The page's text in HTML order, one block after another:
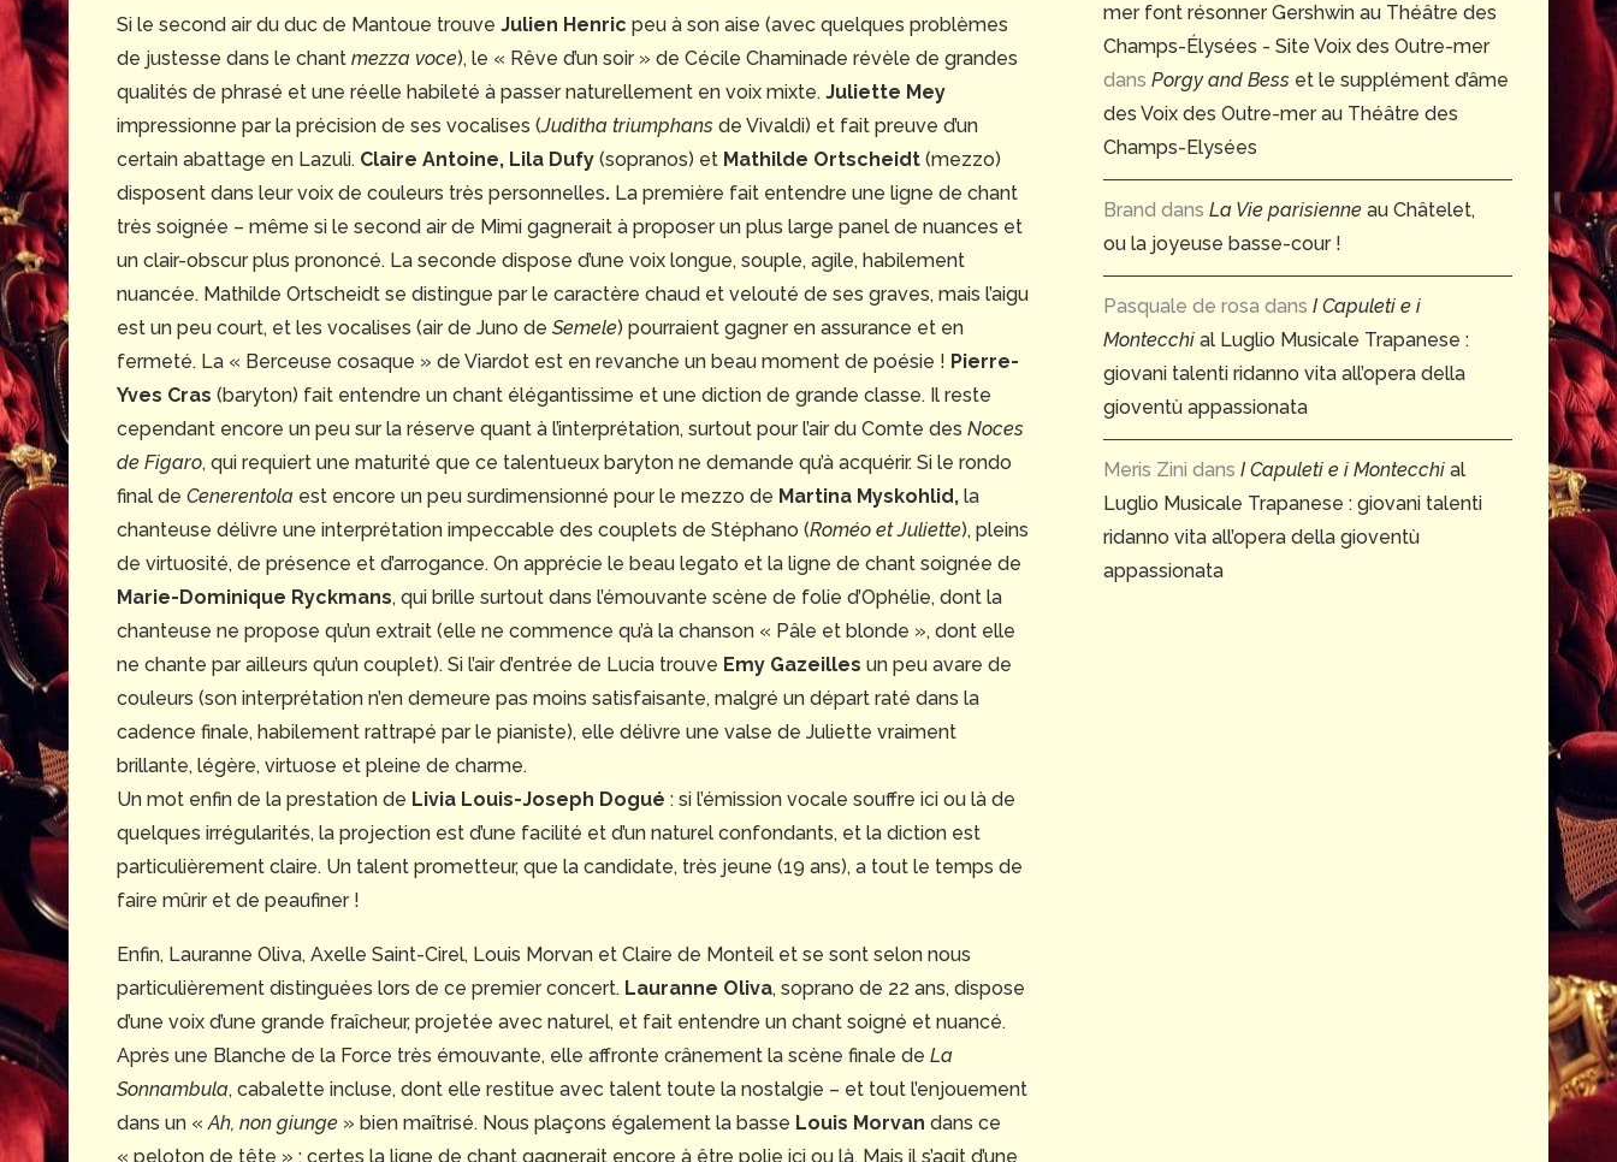
Si le second air du duc de Mantoue trouve Julien Henric peu à son aise (avec quelques problèmes
de justesse dans le chant mezza voce), le « Rêve d’un soir » de Cécile Chaminade révèle de grandes
qualités de phrasé et une réelle habileté à passer naturellement en voix mixte. Juliette Mey
impressionne par la précision de ses vocalises (Juditha triumphans de Vivaldi) et fait preuve d’un
certain abattage en Lazuli. Claire Antoine, Lila Dufy (sopranos) et Mathilde Ortscheidt (mezzo)
disposent dans leur voix de couleurs très personnelles. La première fait entendre une ligne de chant
très soignée – même si le second air de Mimi gagnerait à proposer un plus large panel de nuances et
un clair-obscur plus prononcé. La seconde dispose d’une voix longue, souple, agile, habilement
nuancée. Mathilde Ortscheidt se distingue par le caractère chaud et velouté de ses graves, mais l’aigu
est un peu court, et les vocalises (air de Juno de Semele) pourraient gagner en assurance et en
fermeté. La « Berceuse cosaque » de Viardot est en revanche un beau moment de poésie ! Pierre-
Yves Cras (baryton) fait entendre un chant élégantissime et une diction de grande classe. Il reste
cependant encore un peu sur la réserve quant à l’interprétation, surtout pour l’air du Comte des Noces
de Figaro, qui requiert une maturité que ce talentueux baryton ne demande qu’à acquérir. Si le rondo
final de Cenerentola est encore un peu surdimensionné pour le mezzo de Martina Myskohlid, la
chanteuse délivre une interprétation impeccable des couplets de Stéphano (Roméo et Juliette), pleins
de virtuosité, de présence et d’arrogance. On apprécie le beau legato et la ligne de chant soignée de
Marie-Dominique Ryckmans, qui brille surtout dans l’émouvante scène de folie d’Ophélie, dont la
chanteuse ne propose qu’un extrait (elle ne commence qu’à la chanson « Pâle et blonde », dont elle
ne chante par ailleurs qu’un couplet). Si l’air d’entrée de Lucia trouve Emy Gazeilles un peu avare de
couleurs (son interprétation n’en demeure pas moins satisfaisante, malgré un départ raté dans la
cadence finale, habilement rattrapé par le pianiste), elle délivre une valse de Juliette vraiment
brillante, légère, virtuose et pleine de charme.
Un mot enfin de la prestation de Livia Louis-Joseph Dogué : si l’émission vocale souffre ici ou là de
quelques irrégularités, la projection est d’une facilité et d’un naturel confondants, et la diction est
particulièrement claire. Un talent prometteur, que la candidate, très jeune (19 ans), a tout le temps de
faire mûrir et de peaufiner !
Enfin, Lauranne Oliva, Axelle Saint-Cirel, Louis Morvan et Claire de Monteil et se sont selon nous
particulièrement distinguées lors de ce premier concert. Lauranne Oliva, soprano de 22 ans, dispose
d’une voix d’une grande fraîcheur, projetée avec naturel, et fait entendre un chant soigné et nuancé.
Après une Blanche de la Force très émouvante, elle affronte crânement la scène finale de La
Sonnambula, cabalette incluse, dont elle restitue avec talent toute la nostalgie – et tout l’enjouement
dans un «Ah, non giunge » bien maîtrisé. Nous plaçons également la basse Louis Morvan dans ce
« peloton de tête » : certes la ligne de chant gagnerait encore à être polie ici ou là. Mais il s’agit d’une
mer font résonner Gershwin au Théâtre des
Champs-Élysées - Site Voix des Outre-mer
dans Porgy and Bess et le supplément d’âme
des Voix des Outre-mer au Théâtre des
Champs-Elysées
Brand dans La Vie parisienne au Châtelet,
ou la joyeuse basse-cour !
Pasquale de rosa dans I Capuleti e i
Montecchi al Luglio Musicale Trapanese :
giovani talenti ridanno vita all’opera della
gioventù appassionata
Meris Zini dans I Capuleti e i Montecchi al
Luglio Musicale Trapanese : giovani talenti
ridanno vita all’opera della gioventù
appassionata